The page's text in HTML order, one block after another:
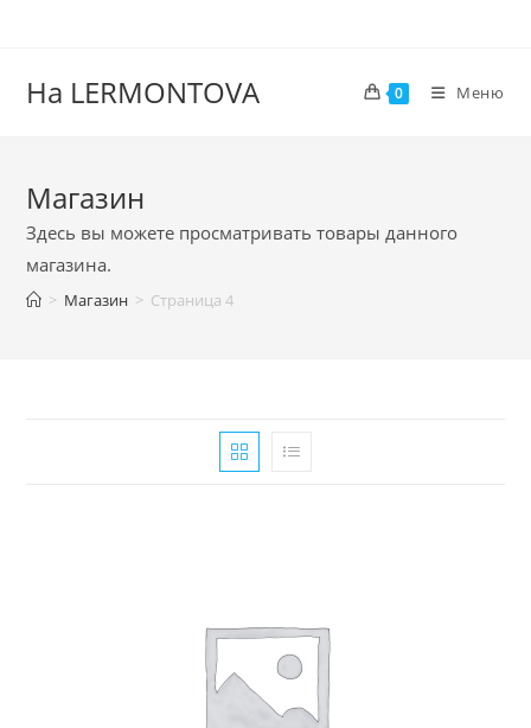
На LERMONTOVA 0 Меню
Магазин
Здесь вы можете просматривать товары данного
магазина.
> Магазин > Страница 4